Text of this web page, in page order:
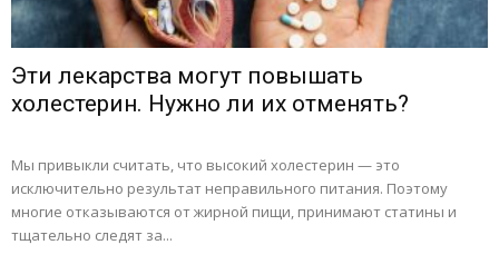
Эти лекарства могут повышать
холестерин. Нужно ли их отменять?
Мы привыкли считать, что высокий холестерин — это
исключительно результат неправильного питания. Поэтому
многие отказываются от жирной пищи, принимают статины и
тщательно следят за...